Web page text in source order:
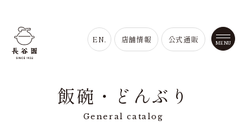
EN. 店舗情報 公式通販
飯碗・どんぶり
General catalog